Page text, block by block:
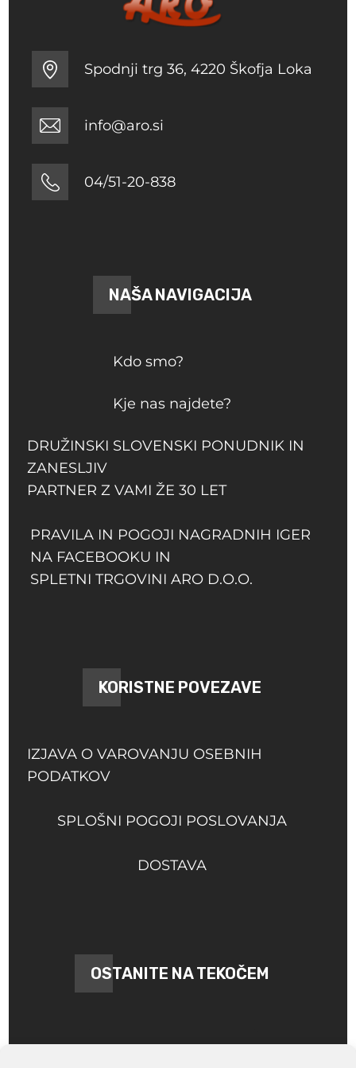
Spodnji trg 36, 4220 Škofja Loka
info@aro.si
04/51-20-838
NAŠA NAVIGACIJA
Kdo smo?
Kje nas najdete?
DRUŽINSKI SLOVENSKI PONUDNIK IN
ZANESLJIV
PARTNER Z VAMI ŽE 30 LET
PRAVILA IN POGOJI NAGRADNIH IGER
NA FACEBOOKU IN
SPLETNI TRGOVINI ARO D.O.O.
KORISTNE POVEZAVE
IZJAVA O VAROVANJU OSEBNIH
PODATKOV
SPLOŠNI POGOJI POSLOVANJA
DOSTAVA
OSTANITE NA TEKOČEM